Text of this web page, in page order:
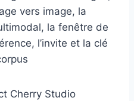
vers image, la
la fenêtre de
l’invite et la clé
Cherry Studio